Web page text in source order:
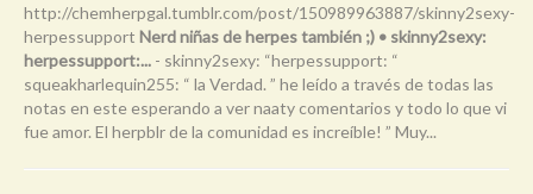
http://chemherpgal.tumblr.com/post/150989963887/skinny2sexy-
herpessupport Nerd niñas de herpes también ;) • skinny2sexy:
herpessupport:... - skinny2sexy: “herpessupport: “
squeakharlequin255: “ la Verdad. ” he leído a través de todas las
notas en este esperando a ver naaty comentarios y todo lo que vi
fue amor. El herpblr de la comunidad es increíble! ” Muy...